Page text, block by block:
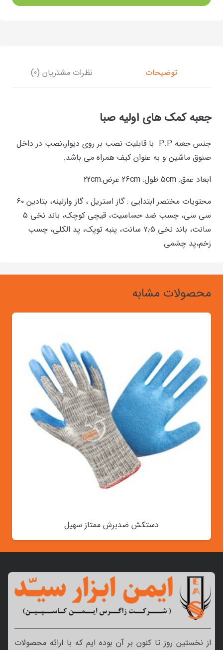
توضیحات نظرات مشتریان (0)
جعبه کمک های اولیه صبا
جنس جعبه P.P با قابلیت نصب بر روی دیوار،نصب در داخل
صنوق ماشین و به عنوان کیف همراه می باشد.
ابعاد عمق: 5cm طول: 26cm عرض:22cm
محتویات مختصر ابتدایی : گاز استریل ، گاز وازلینه، بتادین ۶۰
سی سی، چسب ضد حساسیت، قیچی کوچک، باند نخی ۵
سانت، باند نخی ۷٫۵ سانت، پنبه توپک، پد الکلی، چسب
زخم،پد چشمی
محصولات مشابه
دستکش ضدبرش ممتاز سهیل
از نخستین روز تا کنون بر آن بوده ایم که با ارائه محصولات